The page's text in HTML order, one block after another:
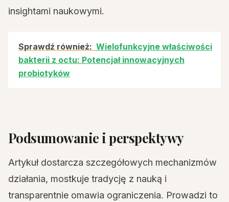
insightami naukowymi.
Sprawdź również: Wielofunkcyjne właściwości
bakterii z octu: Potencjał innowacyjnych
probiotyków
Podsumowanie i perspektywy
Artykuł dostarcza szczegółowych mechanizmów
działania, mostkuje tradycję z nauką i
transparentnie omawia ograniczenia. Prowadzi to